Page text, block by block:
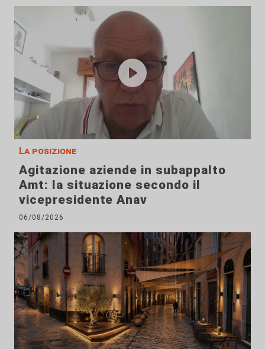
La posizione
Agitazione aziende in subappalto
Amt: la situazione secondo il
vicepresidente Anav
06/08/2026